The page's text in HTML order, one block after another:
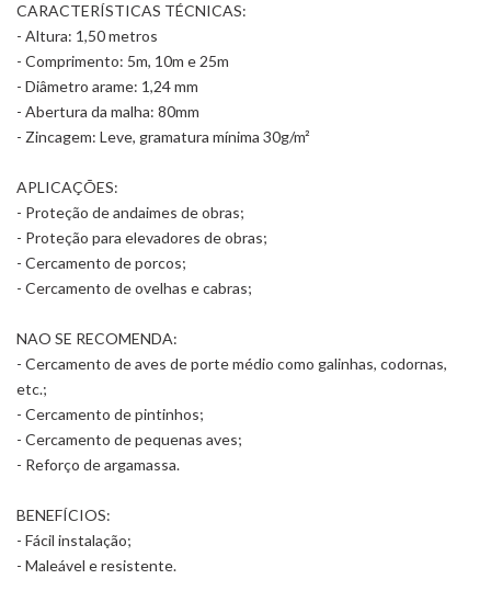
CARACTERÍSTICAS TÉCNICAS:
- Altura: 1,50 metros
- Comprimento: 5m, 10m e 25m
- Diâmetro arame: 1,24 mm
- Abertura da malha: 80mm
- Zincagem: Leve, gramatura mínima 30g/m²
APLICAÇÕES:
- Proteção de andaimes de obras;
- Proteção para elevadores de obras;
- Cercamento de porcos;
- Cercamento de ovelhas e cabras;
NAO SE RECOMENDA:
- Cercamento de aves de porte médio como galinhas, codornas,
etc.;
- Cercamento de pintinhos;
- Cercamento de pequenas aves;
- Reforço de argamassa.
BENEFÍCIOS:
- Fácil instalação;
- Maleável e resistente.